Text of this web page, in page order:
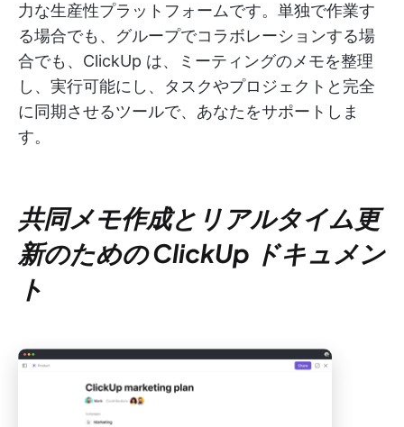
力な生産性プラットフォームです。単独で作業す
る場合でも、グループでコラボレーションする場
合でも、ClickUp は、ミーティングのメモを整理
し、実行可能にし、タスクやプロジェクトと完全
に同期させるツールで、あなたをサポートしま
す。
共同メモ作成とリアルタイム更
新のための ClickUp ドキュメン
ト